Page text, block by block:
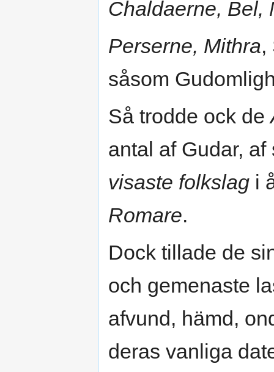
Chaldaerne, Bel,
Perserne, Mithra,
såsom
Så trodde ock de
antal af Gudar,
visaste folkslag i
Romare.
Dock tillade de
och gemenaste
afvund, hämd,
deras vanliga